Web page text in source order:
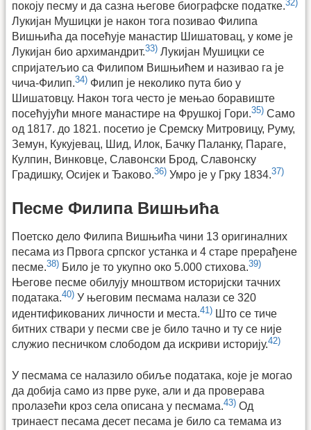
покоју песму и да сазна његове биографске податке.32)
Лукијан Мушицки је након тога позивао Филипа
Вишњића да посећује манастир Шишатовац, у коме је
Лукијан био архимандрит.33) Лукијан Мушицки се
спријатељио са Филипом Вишњићем и називао га је
чича-Филип.34) Филип је неколико пута био у
Шишатовцу. Након тога често је мењао боравиште
посећујући многе мaнастире на Фрушкој Гори.35) Само
од 1817. до 1821. посетио је Сремску Митровицу, Руму,
Земун, Кукујевац, Шид, Илок, Бачку Паланку, Параге,
Кулпин, Винковце, Славонски Брод, Славонску
Градишку, Осијек и Ђаково.36) Умро је у Грку 1834.37)
Песме Филипа Вишњића
Поетско дело Филипа Вишњића чини 13 оригиналних
песама из Првога српског устанка и 4 старе прерађене
песме.38) Било је то укупно око 5.000 стихова.39)
Његове песме обилују мноштвом историјски тачних
података.40) У његовим песмама налази се 320
идентификованих личности и места.41) Што се тиче
битних ствари у песми све је било тачно и ту се није
служио песничком слободом да искриви историју.42)
У песмама се налазило обиље података, које је могао
да добија само из прве руке, али и да проверава
пролазећи кроз села описана у песмама.43) Од
тринаест песама десет песама је било са темама из